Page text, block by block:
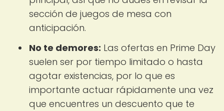
sección de juegos de mesa con
anticipación.
No te demores: Las ofertas en Prime Day
suelen ser por tiempo limitado o hasta
agotar existencias, por lo que es
importante actuar rápidamente una vez
que encuentres un descuento que te